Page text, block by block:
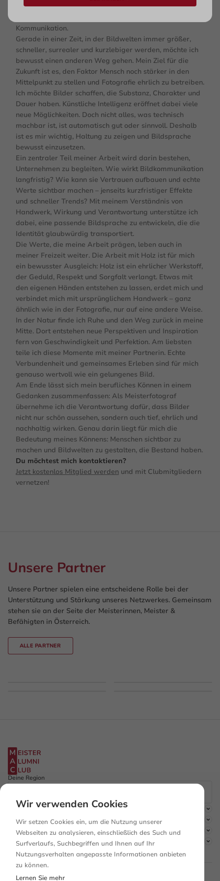
kommt meine Erfahrung ins Spiel. Ich betrachte
Kommunikation.
Gerade in einer Zeit, in der Bildwelten immer größer,
schneller, surrealer und kurzlebiger werden, möchte ich
bewusst einen anderen Weg gehen. Mein Ziel für die
Zukunft ist es, den Faktor Mensch noch stärker in den
Mittelpunkt zu stellen und Fotografie ehrlich zu betreiben.
Ich möchte Bilder schaffen, die Substanz, Charakter und
Dauer haben. Künstliche Intelligenz eröffnet dabei viele
neue Möglichkeiten. Doch nicht alles, was technisch
machbar ist, ist automatisch gut oder sinnvoll. Deshalb
ist es mir wichtig, Haltung zu zeigen und Bildsprache
bewusst einzusetzen.
Ein zentraler Teil meiner Arbeit wird darin bestehen,
Unternehmen zu begleiten. Wie wirkt Bildkommunikation
langfristig? Wie kann sie Vertrauen aufbauen und echte
Werte sichtbar machen – jenseits kurzfristiger Effekte
und schneller Trends? Mit meinem Verständnis von
Handwerk, Wirkung und Verantwortung unterstütze ich
dabei, eine passende Bildsprache zu entwickeln, die die
Identität glaubwürdig transportiert.
Die Werte, die meine Arbeit prägen, leben auch in
meiner Freizeit weiter. Die Arbeit mit Holz ist für mich
ein bewusster Ausgleich: Holz ist ein ehrlicher Werkstoff,
der Geduld, Respekt und Sorgfalt verlangt. Etwas mit
den eigenen Händen entstehen zu lassen, erdet mich und
verbindet mich mit ursprünglichem Handwerk – ganz
ähnlich wie in der Fotografie, nur auf eine andere Weise.
In der Natur finde ich Ruhe und den Weg zurück in meine
Mitte. Dort entstehen neue Perspektiven und Inspiration
fern von Geschwindigkeit und Perfektion. Am liebsten
teile ich diese Momente mit meiner Partnerin. Echte
Verbundenheit und gemeinsames Erleben sind für mich
genauso wertvoll wie ein gelungenes Bild.
Am Ende lässt sich mein berufliches Können in einem
Gedanken zusammenfassen: Als Meisterfotograf
übernehme ich die Verantwortung dafür, dass Bilder
nicht nur schön aussehen, sondern auch tief, ehrlich und
nachhaltig wirken. Genau darin liegt für mich die
Bedeutung meines Könnens: Menschen sichtbar zu
machen und Bildwelten zu gestalten, die Bestand haben.
Du möchtest mich kontaktieren?
Jetzt kostenlos Mitglied werden und mit Clubmitgliedern
vernetzen!
Unsere Partner
Unsere Partner spielen eine entscheidene Rolle bei der
Unterstützung und Stärkung unseres Netzwerkes. Gemeinsam
stehen sie an der Seite der Meisterinnen, Meister &
Befähigten in Österreich.
ALLE PARTNER
Deine Region
Der Club
Mitgliedschaft
Entdecken
Rechtliches
Wir verwenden Cookies
Wir setzen Cookies ein, um die Nutzung unserer
Webseiten zu analysieren, einschließlich des Such und
Surfverlaufs, Suchbegriffen und Ihnen auf Ihr
Nutzungsverhalten angepasste Informationen anbieten
zu können.
Lernen Sie mehr